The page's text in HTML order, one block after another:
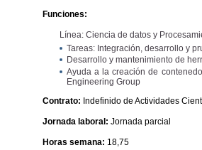
Funciones:
Línea: Ciencia de datos y
Tareas: Integración, desarrollo y
Desarrollo y mantenimiento de
Ayuda a la creación de
Engineering Group
Contrato: Indefinido de Actividades
Jornada laboral: Jornada parcial
Horas semana: 18,75